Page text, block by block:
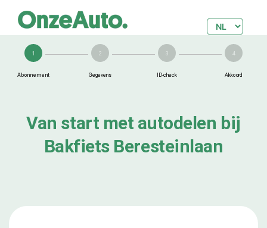
1
Abonnement
2
Gegevens
3
ID-check
4
Akkoord
Van start met autodelen bij
Bakfiets Beresteinlaan